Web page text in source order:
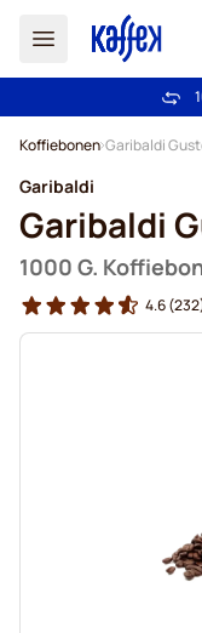
Koffiebonen Garibaldi
Garibaldi
Garibaldi
1000 G.
4.6